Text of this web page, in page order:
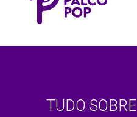
TUDO SOBRE